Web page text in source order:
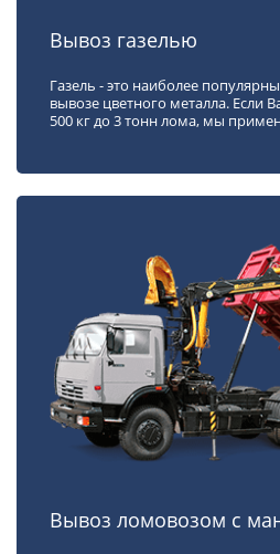
Вывоз газелью
Газель - это наиболее
вывозе цветного металла. Если
500 кг до 3 тонн лома, мы
Вывоз ломовозом с